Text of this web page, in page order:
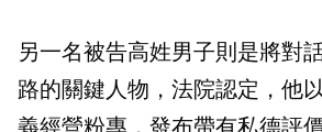
另一名被告高姓男子則是將對
路的關鍵人物，法院認定，他
義經營粉專，發布帶有私德評